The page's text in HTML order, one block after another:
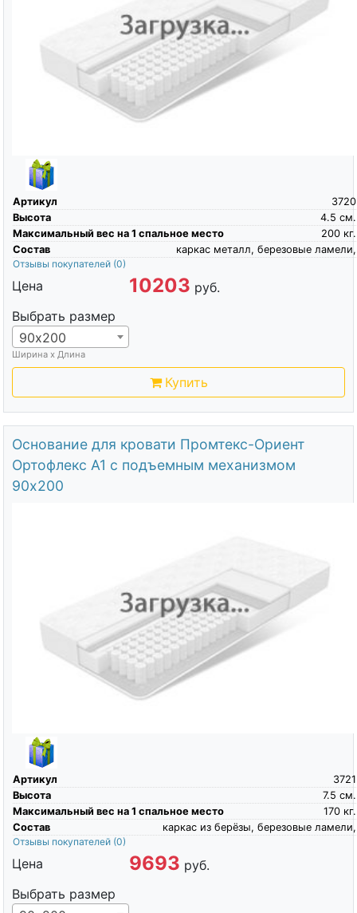
Артикул
3720
Высота
см.
4.5
Максимальный вес на 1 спальное место
кг.
200
Состав
каркас металл, березовые ламели,
Отзывы покупателей (0)
Цена 10203 руб.
Выбрать размер
90х200
Ширина х Длина
Купить
Основание для кровати Промтекс-Ориент
Ортофлекс А1 с подъемным механизмом
90х200
Артикул
3721
Высота
см.
7.5
Максимальный вес на 1 спальное место
кг.
170
Состав
каркас из берёзы, березовые ламели,
Отзывы покупателей (0)
Цена 9693 руб.
Выбрать размер